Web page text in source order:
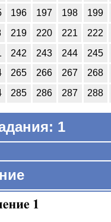
196 197 198 199
219 220 221 222
242 243 244 245
265 266 267 268
285 286 287 288
1